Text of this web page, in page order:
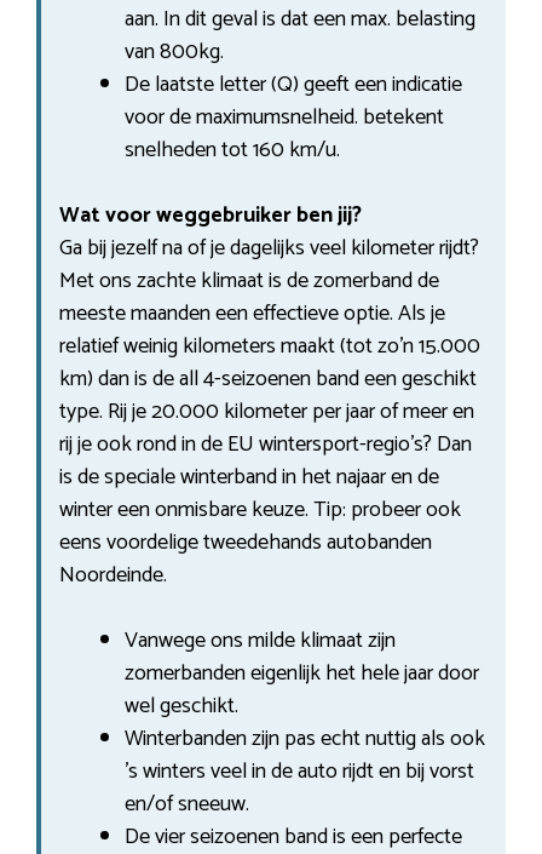
aan. In dit geval is dat een max. belasting
van 800kg.
De laatste letter (Q) geeft een indicatie
voor de maximumsnelheid. betekent
snelheden tot 160 km/u.
Wat voor weggebruiker ben jij?
Ga bij jezelf na of je dagelijks veel kilometer rijdt?
Met ons zachte klimaat is de zomerband de
meeste maanden een effectieve optie. Als je
relatief weinig kilometers maakt (tot zo’n 15.000
km) dan is de all 4-seizoenen band een geschikt
type. Rij je 20.000 kilometer per jaar of meer en
rij je ook rond in de EU wintersport-regio’s? Dan
is de speciale winterband in het najaar en de
winter een onmisbare keuze. Tip: probeer ook
eens voordelige tweedehands autobanden
Noordeinde.
Vanwege ons milde klimaat zijn
zomerbanden eigenlijk het hele jaar door
wel geschikt.
Winterbanden zijn pas echt nuttig als ook
’s winters veel in de auto rijdt en bij vorst
en/of sneeuw.
De vier seizoenen band is een perfecte